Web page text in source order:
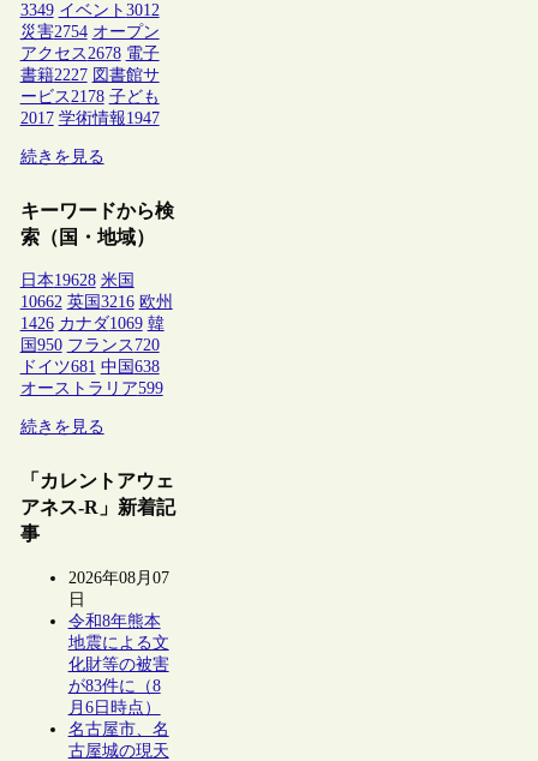
3349 イベント 3012
災害2754 オープン
アクセス 2678 電子
書籍2227 図書館サ
ービス 2178 子ども
2017 学術情報1947
続きを見る
キーワードから検
索（国・地域）
日本19628 米国
10662 英国 3216 欧州
1426 カナダ1069 韓
国 950 フランス 720
ドイツ681 中国 638
オーストラリア599
続きを見る
「カレントアウェ
アネス-R」新着記
事
2026年08月07
日
令和8年熊本
地震による文
化財等の被害
が83件に（8
月6日時点）
名古屋市、名
古屋城の現天